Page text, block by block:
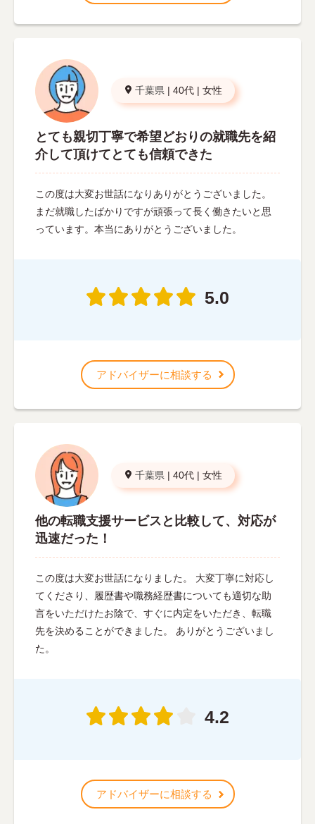
千葉県 | 40代 | 女性
とても親切丁寧で希望どおりの就職先を紹
介して頂けてとても信頼できた
この度は大変お世話になりありがとうございました。
まだ就職したばかりですが頑張って長く働きたいと思
っています。本当にありがとうございました。
5.0
アドバイザーに相談する
千葉県 | 40代 | 女性
他の転職支援サービスと比較して、対応が
迅速だった！
この度は大変お世話になりました。 大変丁寧に対応し
てくださり、履歴書や職務経歴書についても適切な助
言をいただけたお陰で、すぐに内定をいただき、転職
先を決めることができました。 ありがとうございまし
た。
4.2
アドバイザーに相談する